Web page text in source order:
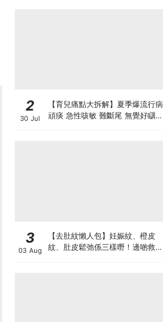
2
30 Jul
【育兒痛點大拆解】夏季爆流行病
頑痰 急性咳敏 難斷尾 無覺好瞓？
3
03 Aug
【去肚紋懶人包】妊娠紋、橙皮
紋、肚皮鬆弛係三樣嘢！邊啲救得